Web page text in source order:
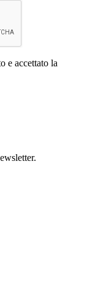
e accettato la